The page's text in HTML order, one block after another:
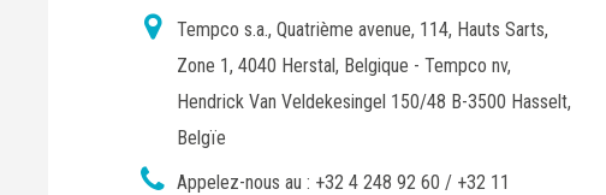
Tempco s.a., Quatrième avenue, 114, Hauts Sarts,
Zone 1, 4040 Herstal, Belgique - Tempco nv,
Hendrick Van Veldekesingel 150/48 B-3500 Hasselt,
Belgïe
Appelez-nous au : +32 4 248 92 60 / +32 11